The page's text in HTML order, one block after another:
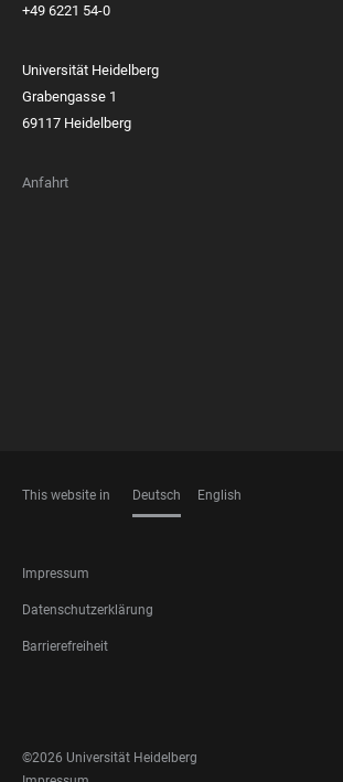
+49 6221 54-0
Universität Heidelberg
Grabengasse 1
69117 Heidelberg
Anfahrt
This website in Deutsch English
FOOTER
LEGAL
Impressum
Datenschutzerklärung
Barrierefreiheit
MEDIA
©2026 Universität Heidelberg